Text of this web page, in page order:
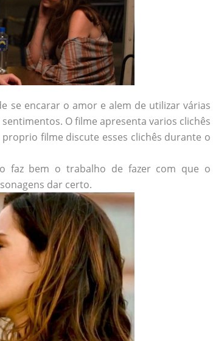
se encarar o amor e alem de utilizar várias
O filme apresenta varios clichês
filme discute esses clichês durante o
faz bem o trabalho de fazer com que o
dar certo.